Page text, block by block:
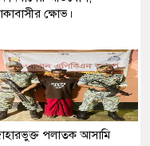
ক্ষোভ।
পলাতক আসামি